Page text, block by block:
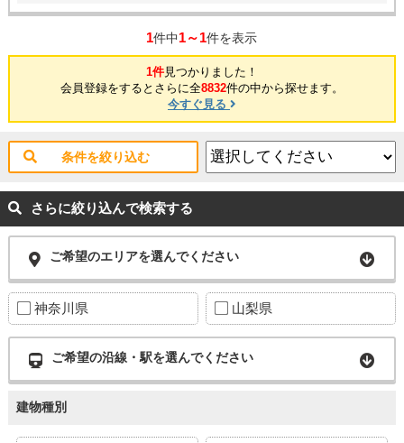
1件中1～1件を表示
1件見つかりました！
会員登録をするとさらに全8832件の中から探せます。
今すぐ見る
条件を絞り込む
さらに絞り込んで検索する
ご希望のエリアを選んでください
神奈川県 山梨県
ご希望の沿線・駅を選んでください
建物種別